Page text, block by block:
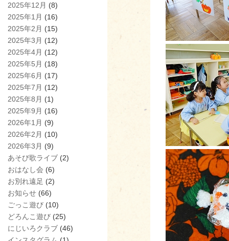
2025年12月 (8)
2025年1月 (16)
2025年2月 (15)
2025年3月 (12)
2025年4月 (12)
2025年5月 (18)
2025年6月 (17)
2025年7月 (12)
2025年8月 (1)
2025年9月 (16)
2026年1月 (9)
2026年2月 (10)
2026年3月 (9)
あそび歌ライブ (2)
おはなし会 (6)
お別れ遠足 (2)
お知らせ (66)
ごっこ遊び (10)
どろんこ遊び (25)
にじいろクラブ (46)